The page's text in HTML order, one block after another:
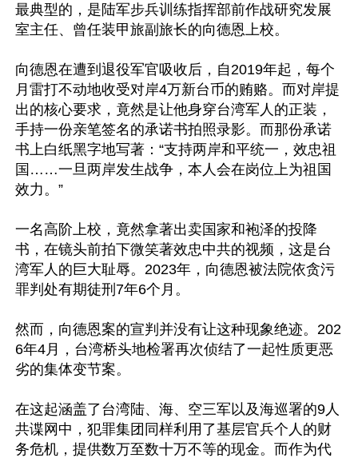
最典型的，是陆军步兵训练指挥部前作战研究发展
室主任、曾任装甲旅副旅长的向德恩上校。
向德恩在遭到退役军官吸收后，自2019年起，每个
月雷打不动地收受对岸4万新台币的贿赂。而对岸提
出的核心要求，竟然是让他身穿台湾军人的正装，
手持一份亲笔签名的承诺书拍照录影。而那份承诺
书上白纸黑字地写著：“支持两岸和平统一，效忠祖
国……一旦两岸发生战争，本人会在岗位上为祖国
效力。”
一名高阶上校，竟然拿著出卖国家和袍泽的投降
书，在镜头前拍下微笑著效忠中共的视频，这是台
湾军人的巨大耻辱。2023年，向德恩被法院依贪污
罪判处有期徒刑7年6个月。
然而，向德恩案的宣判并没有让这种现象绝迹。202
6年4月，台湾桥头地检署再次侦结了一起性质更恶
劣的集体变节案。
在这起涵盖了台湾陆、海、空三军以及海巡署的9人
共谍网中，犯罪集团同样利用了基层官兵个人的财
务危机，提供数万至数十万不等的现金。而作为代